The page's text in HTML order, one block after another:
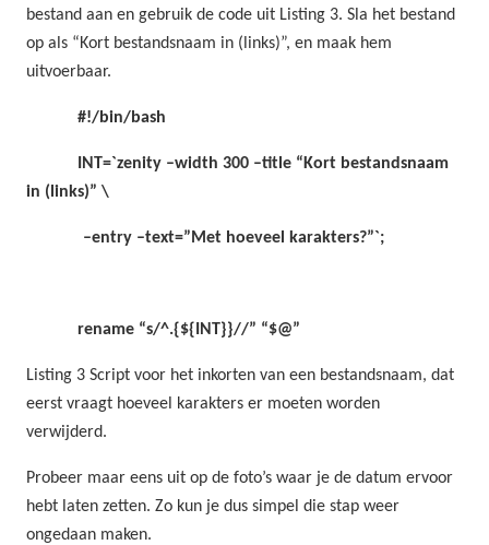
bestand aan en gebruik de code uit Listing 3. Sla het bestand
op als “Kort bestandsnaam in (links)”, en maak hem
uitvoerbaar.
#!/bin/bash
INT=`zenity –width 300 –title “Kort bestandsnaam
in (links)” \
–entry –text=”Met hoeveel karakters?”`;
rename “s/^.{${INT}}//” “$@”
Listing 3 Script voor het inkorten van een bestandsnaam, dat
eerst vraagt hoeveel karakters er moeten worden
verwijderd.
Probeer maar eens uit op de foto’s waar je de datum ervoor
hebt laten zetten. Zo kun je dus simpel die stap weer
ongedaan maken.